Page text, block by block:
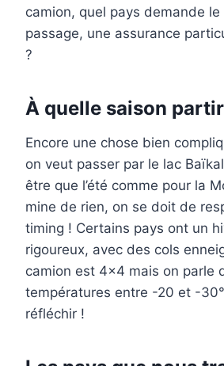
camion, quel pays demande
passage, une assurance
?
À quelle saison
Encore une chose bien
on veut passer par le lac
être que l’été comme pour la
mine de rien, on se doit de
timing ! Certains pays ont un
rigoureux, avec des cols
camion est 4×4 mais on parle
températures entre -20 et -
réfléchir !